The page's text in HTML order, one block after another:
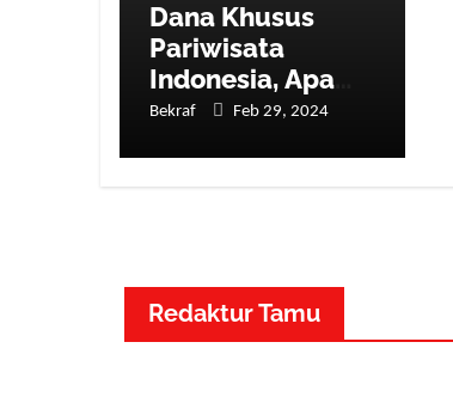
Dana Khusus
Pariwisata
Indonesia, Apa
Peran Pemda dan
Bekraf Feb 29, 2024
Redaktur Tamu